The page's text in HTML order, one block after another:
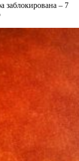
заблокирована – 7